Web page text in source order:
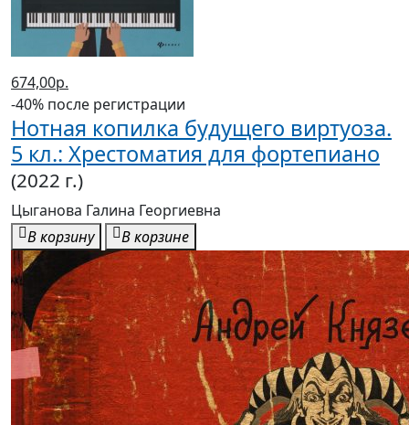
674,00р.
-40% после регистрации
Нотная копилка будущего виртуоза.
5 кл.: Хрестоматия для фортепиано
(2022 г.)
Цыганова Галина Георгиевна
В корзину
В корзине